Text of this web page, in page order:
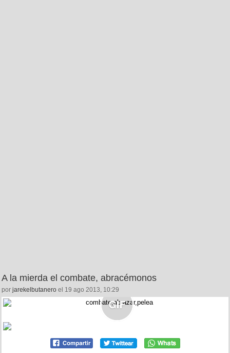
A la mierda el combate, abracémonos
por jarekelbutanero el 19 ago 2013, 10:29